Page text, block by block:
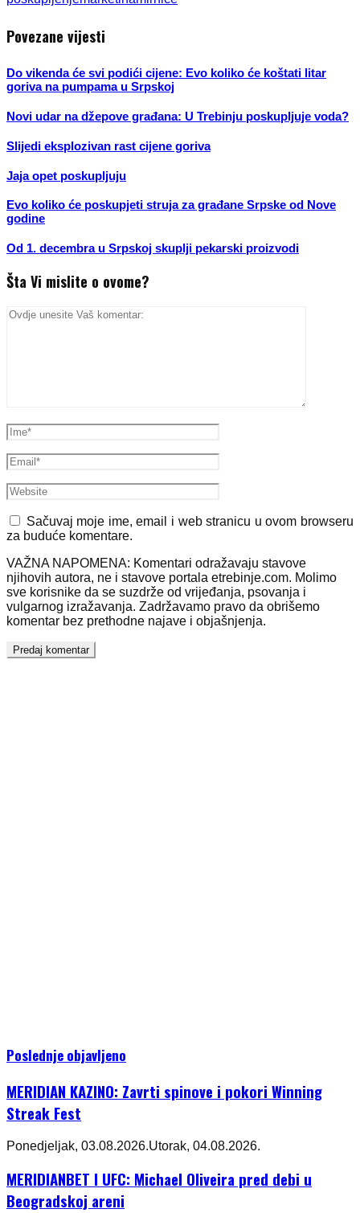
Povezane vijesti
Do vikenda će svi podići cijene: Evo koliko će koštati litar
goriva na pumpama u Srpskoj
Novi udar na džepove građana: U Trebinju poskupljuje voda?
Slijedi eksplozivan rast cijene goriva
Jaja opet poskupljuju
Evo koliko će poskupjeti struja za građane Srpske od Nove
godine
Od 1. decembra u Srpskoj skuplji pekarski proizvodi
Šta Vi mislite o ovome?
Sačuvaj moje ime, email i web stranicu u ovom browseru
za buduće komentare.
VAŽNA NAPOMENA: Komentari odražavaju stavove
njihovih autora, ne i stavove portala etrebinje.com. Molimo
sve korisnike da se suzdrže od vrijeđanja, psovanja i
vulgarnog izražavanja. Zadržavamo pravo da obrišemo
komentar bez prethodne najave i objašnjenja.
Poslednje objavljeno
MERIDIAN KAZINO: Zavrti spinove i pokori Winning
Streak Fest
Ponedjeljak, 03.08.2026.Utorak, 04.08.2026.
MERIDIANBET I UFC: Michael Oliveira pred debi u
Beogradskoj areni